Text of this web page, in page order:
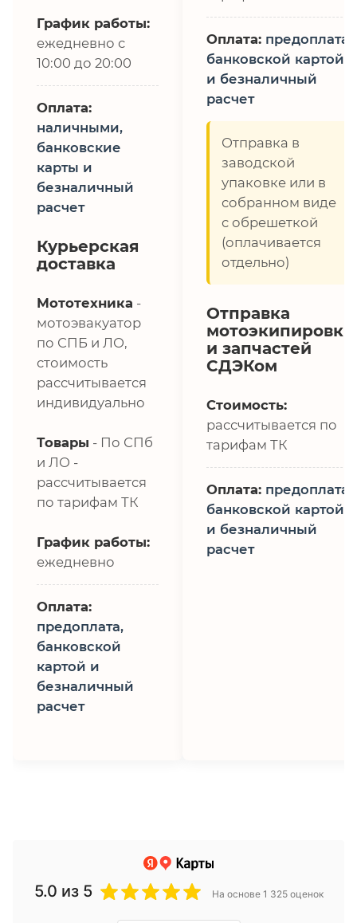
График работы:
ежедневно с
10:00 до 20:00
Оплата:
наличными,
банковские
карты и
безналичный
расчет
Курьерская
доставка
Мототехника -
мотоэвакуатор
по СПБ и ЛО,
стоимость
рассчитывается
индивидуально
Товары - По СПб
и ЛО -
рассчитывается
по тарифам ТК
График работы:
ежедневно
Оплата:
предоплата,
банковской
картой и
безналичный
расчет
Оплата: предоплата,
банковской картой
и безналичный
расчет
Отправка в
заводской
упаковке или в
собранном виде
с обрешеткой
(оплачивается
отдельно)
Отправка
мотоэкипировки
и запчастей
СДЭКом
Стоимость:
рассчитывается по
тарифам ТК
Оплата: предоплата,
банковской картой
и безналичный
расчет
5.0 из 5 На основе 1 325 оценок